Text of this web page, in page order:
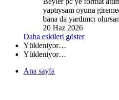
yaptıysam oyuna
bana da yardımcı
20 Haz 2026
Daha eskileri göster
Yükleniyor…
Yükleniyor…
Ana sayfa